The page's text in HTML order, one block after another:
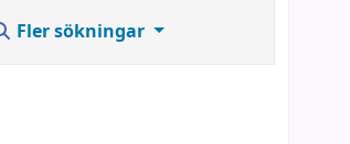
Fler sökningar